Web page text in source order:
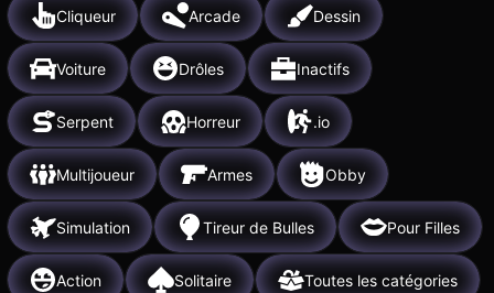
Cliqueur Arcade Dessin
Voiture Drôles Inactifs
Serpent Horreur .io
Multijoueur Armes Obby
Simulation Tireur de Bulles Pour Filles
Action Solitaire Toutes les catégories